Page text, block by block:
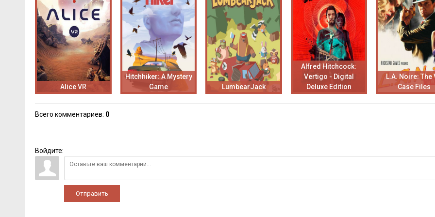
Alice VR
Hitchhiker: A Mystery
Game
LumbearJack
Alfred Hitchcock:
Vertigo - Digital
Deluxe Edition
L.A. Noire: The
Case Files
Всего комментариев: 0
Войдите:
Отправить